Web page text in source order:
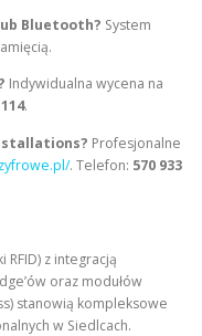
Bluetooth? System
Indywidualna wycena na
.
Profesjonalne
. Telefon: 570 933
z integracją
oraz modułów
stanowią kompleksowe
w Siedlcach.